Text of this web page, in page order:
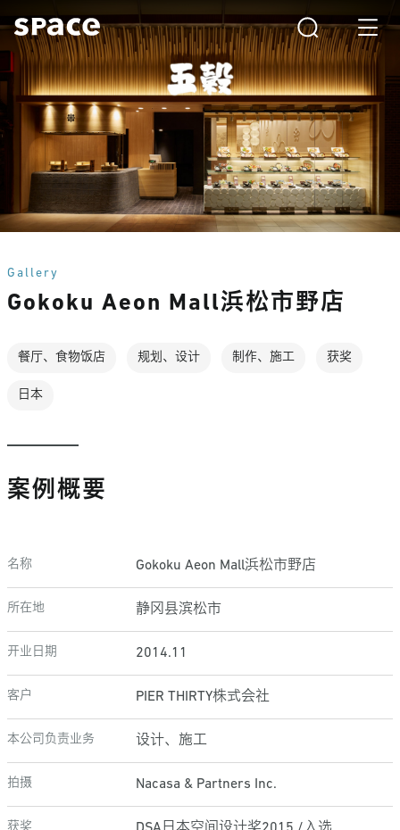
Gallery
Gokoku Aeon Mall浜松市野店
餐厅、食物饭店 规划、设计 制作、施工 获奖
日本
案例概要
名称 Gokoku Aeon Mall浜松市野店
所在地 静冈县滨松市
开业日期 2014.11
客户 PIER THIRTY株式会社
本公司负责业务 设计、施工
拍摄 Nacasa & Partners Inc.
获奖